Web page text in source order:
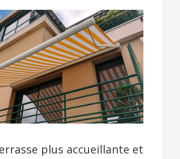
plus accueillante et